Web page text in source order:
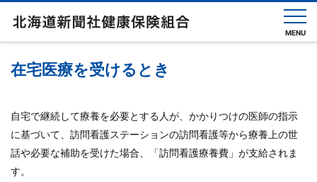
MENU
の
し
み
在宅医療を受けるとき
自宅で継続して療養を必要とする人が、かかりつけの医師の指示
に基づいて、訪問看護ステーションの訪問看護等から療養上の世
話や必要な補助を受けた場合、「訪問看護療養費」が支給されま
す。